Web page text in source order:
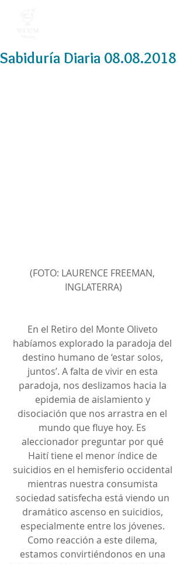
Sabiduría Diaria 08.08.2018
(FOTO: LAURENCE FREEMAN,
INGLATERRA)
En el Retiro del Monte Oliveto
habíamos explorado la paradoja del
destino humano de ‘estar solos,
juntos’. A falta de vivir en esta
paradoja, nos deslizamos hacia la
epidemia de aislamiento y
disociación que nos arrastra en el
mundo que fluye hoy. Es
aleccionador preguntar por qué
Haití tiene el menor índice de
suicidios en el hemisferio occidental
mientras nuestra consumista
sociedad satisfecha está viendo un
dramático ascenso en suicidios,
especialmente entre los jóvenes.
Como reacción a este dilema,
estamos convirtiéndonos en una